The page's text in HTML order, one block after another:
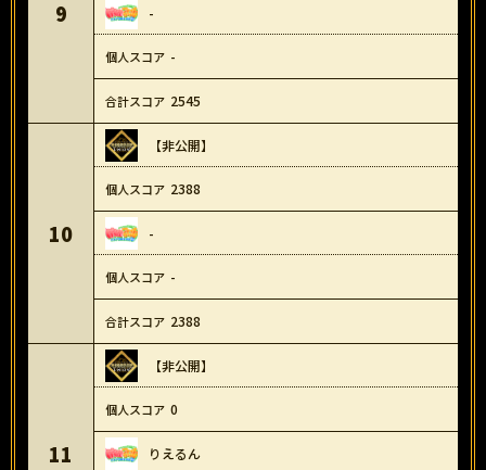
9 -
-
2545
10
【非公開】
2388
-
-
2388
11
【非公開】
0
りえるん